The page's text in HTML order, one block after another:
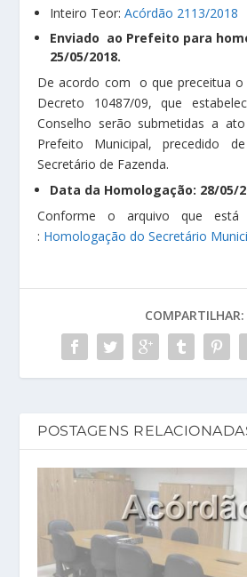
Inteiro Teor:Acórdão 2113/2018
Enviado ao Prefeito para
25/05/2018.
De acordo com o que preceitua
Decreto 10487/09, que
Conselho serão submetidas a
Prefeito Municipal, precedido
Secretário de Fazenda.
Data da Homologação: 28/05/
Conforme o arquivo que
: Homologação do Secretário
COMPARTILHAR:
POSTAGENS